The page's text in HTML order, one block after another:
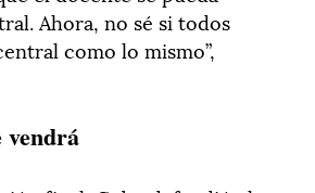
Ahora, no sé si todos
como lo mismo”,
vendrá